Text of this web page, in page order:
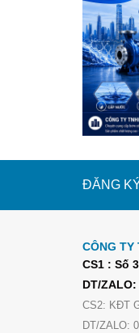
ĐĂNG
CÔNG TY
CS1 : Số
DT/
CS2: KĐT
DT/ZALO: